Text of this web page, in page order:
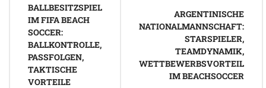
navigation
BALLBESITZSPIEL
IM FIFA BEACH
SOCCER:
BALLKONTROLLE,
PASSFOLGEN,
TAKTISCHE
VORTEILE
ARGENTINISCHE
NATIONALMANNSCHAFT:
STARSPIELER,
TEAMDYNAMIK,
WETTBEWERBSVORTEIL
IM BEACHSOCCER